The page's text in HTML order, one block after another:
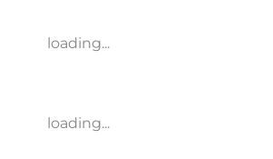
loading...
loading...